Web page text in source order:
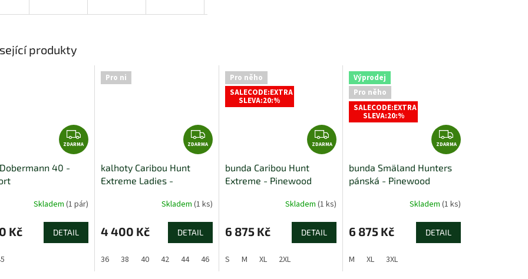
R
M
produkty
Z
D
A
ZDARMA
40 -
Skladem (1 pár)
Kč DETAIL
Pro ni
Z
D
A
ZDARMA
kalhoty Caribou Hunt
Extreme Ladies -
Skladem (1 ks)
4 400 Kč DETAIL
36 38 40 42 44 46
Pro něho
SALECODE:EXTRA
SLEVA:20:%
Z
D
A
ZDARMA
bunda Caribou Hunt
Extreme - Pinewood
Skladem(1 ks)
6 875 Kč DETAIL
S M XL 2XL
Výprodej
Pro něho
SALECODE:EXTRA
SLEVA:20:%
Z
D
A
ZDARMA
bunda Smäland Hunters
pánská - Pinewood
Skladem (1 ks)
6 875 Kč DETAIL
M XL 3XL